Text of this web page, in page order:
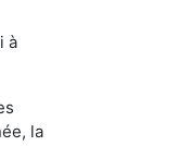
à
la